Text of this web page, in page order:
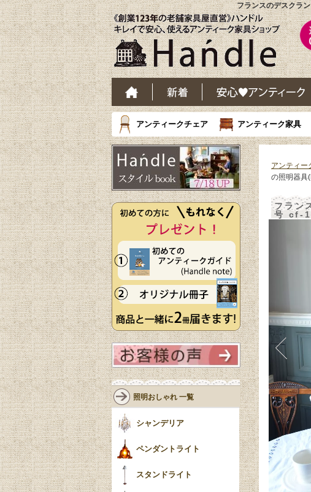
フランスのデスクラ
アンティークチェア アンティーク家具
アンティー
の照明器具
フラン
号 cf-
照明おしゃれ 一覧
シャンデリア
ペンダントライト
スタンドライト